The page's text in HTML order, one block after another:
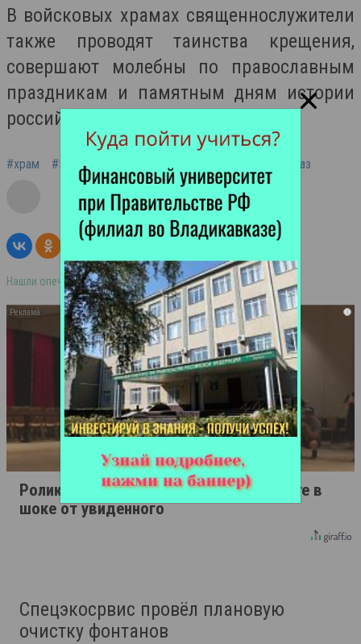
В войсковых храмах священнослужители
также проводят таинства крещения,
совершают молебны по православным
праздникам и памятным дням истории
российского воинства.
#храм #58 армия #Крещение #Владикавказ
Нашли опечатку в тексте? Выделите её и нажмите ctrl+enter
i
Ролик длится пару секунд, но вы будете в
шоке от увиденного
Спецэкосрвис провёл плановую
очистку фонтанов